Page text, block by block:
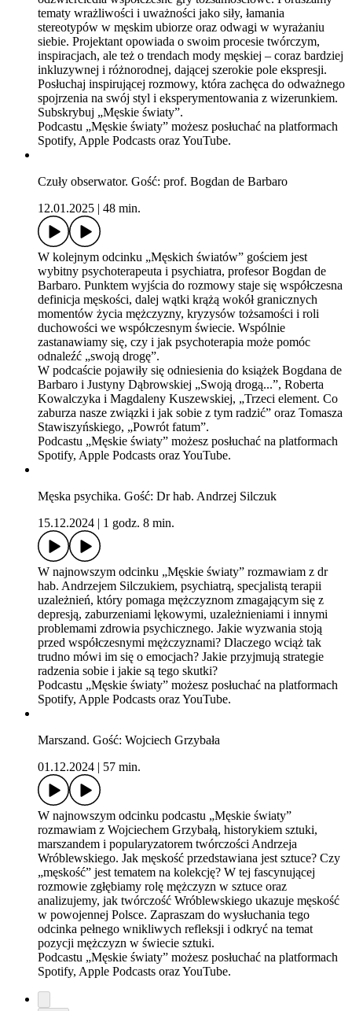
tematy wrażliwości i uważności jako siły, łamania
stereotypów w męskim ubiorze oraz odwagi w wyrażaniu
siebie. Projektant opowiada o swoim procesie twórczym,
inspiracjach, ale też o trendach mody męskiej – coraz bardziej
inkluzywnej i różnorodnej, dającej szerokie pole ekspresji.
Posłuchaj inspirującej rozmowy, która zachęca do odważnego
spojrzenia na swój styl i eksperymentowania z wizerunkiem.
Subskrybuj „Męskie światy”.
Podcastu „Męskie światy” możesz posłuchać na platformach
Spotify, Apple Podcasts oraz YouTube.
Czuły obserwator. Gość: prof. Bogdan de Barbaro
12.01.2025
48 min.
W kolejnym odcinku „Męskich światów” gościem jest
wybitny psychoterapeuta i psychiatra, profesor Bogdan de
Barbaro. Punktem wyjścia do rozmowy staje się współczesna
definicja męskości, dalej wątki krążą wokół granicznych
momentów życia mężczyzny, kryzysów tożsamości i roli
duchowości we współczesnym świecie. Wspólnie
zastanawiamy się, czy i jak psychoterapia może pomóc
odnaleźć „swoją drogę”.
W podcaście pojawiły się odniesienia do książek Bogdana de
Barbaro i Justyny Dąbrowskiej „Swoją drogą...”, Roberta
Kowalczyka i Magdaleny Kuszewskiej, „Trzeci element. Co
zaburza nasze związki i jak sobie z tym radzić” oraz Tomasza
Stawiszyńskiego, „Powrót fatum”.
Podcastu „Męskie światy” możesz posłuchać na platformach
Spotify, Apple Podcasts oraz YouTube.
Męska psychika. Gość: Dr hab. Andrzej Silczuk
15.12.2024
1 godz. 8 min.
W najnowszym odcinku „Męskie światy” rozmawiam z dr
hab. Andrzejem Silczukiem, psychiatrą, specjalistą terapii
uzależnień, który pomaga mężczyznom zmagającym się z
depresją, zaburzeniami lękowymi, uzależnieniami i innymi
problemami zdrowia psychicznego. Jakie wyzwania stoją
przed współczesnymi mężczyznami? Dlaczego wciąż tak
trudno mówi im się o emocjach? Jakie przyjmują strategie
radzenia sobie i jakie są tego skutki?
Podcastu „Męskie światy” możesz posłuchać na platformach
Spotify, Apple Podcasts oraz YouTube.
Marszand. Gość: Wojciech Grzybała
01.12.2024
57 min.
W najnowszym odcinku podcastu „Męskie światy”
rozmawiam z Wojciechem Grzybałą, historykiem sztuki,
marszandem i popularyzatorem twórczości Andrzeja
Wróblewskiego. Jak męskość przedstawiana jest sztuce? Czy
„męskość” jest tematem na kolekcję? W tej fascynującej
rozmowie zgłębiamy rolę mężczyzn w sztuce oraz
analizujemy, jak twórczość Wróblewskiego ukazuje męskość
w powojennej Polsce. Zapraszam do wysłuchania tego
odcinka pełnego wnikliwych refleksji i odkryć na temat
pozycji mężczyzn w świecie sztuki.
Podcastu „Męskie światy” możesz posłuchać na platformach
Spotify, Apple Podcasts oraz YouTube.